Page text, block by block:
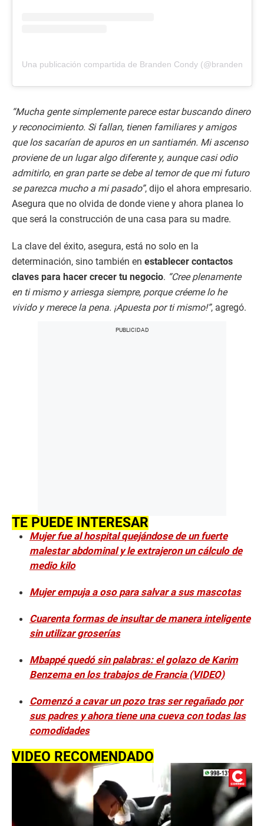
Una publicación compartida de Branden Condy
“Mucha gente simplemente parece estar buscando dinero
y reconocimiento. Si fallan, tienen familiares y amigos
que los sacarían de apuros en un santiamén. Mi ascenso
proviene de un lugar algo diferente y, aunque casi odio
admitirlo, en gran parte se debe al temor de que mi futuro
se parezca mucho a mi pasado”, dijo el ahora empresario.
Asegura que no olvida de donde viene y ahora planea lo
que será la construcción de una casa para su madre.
La clave del éxito, asegura, está no solo en la
determinación, sino también en establecer contactos
claves para hacer crecer tu negocio. “Cree plenamente
en ti mismo y arriesga siempre, porque créeme lo he
vivido y merece la pena. ¡Apuesta por ti mismo!”, agregó.
TE PUEDE INTERESAR
Mujer fue al hospital quejándose de un fuerte
malestar abdominal y le extrajeron un cálculo de
medio kilo
Mujer empuja a oso para salvar a sus mascotas
Cuarenta formas de insultar de manera inteligente
sin utilizar groserías
Mbappé quedó sin palabras: el golazo de Karim
Benzema en los trabajos de Francia (VIDEO)
Comenzó a cavar un pozo tras ser regañado por
sus padres y ahora tiene una cueva con todas las
comodidades
VIDEO RECOMENDADO